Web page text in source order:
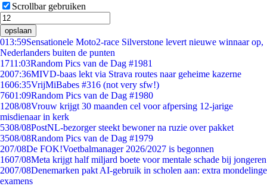
Scrollbar gebruiken
opslaan
013:59Sensationele Moto2-race Silverstone levert nieuwe winnaar op,
Nederlanders buiten de punten
1711:03Random Pics van de Dag #1981
2007:36MIVD-baas lekt via Strava routes naar geheime kazerne
1606:35VrijMiBabes #316 (not very sfw!)
7601:09Random Pics van de Dag #1980
1208/08Vrouw krijgt 30 maanden cel voor afpersing 12-jarige
misdienaar in kerk
5308/08PostNL-bezorger steekt bewoner na ruzie over pakket
3508/08Random Pics van de Dag #1979
207/08De FOK!Voetbalmanager 2026/2027 is begonnen
1607/08Meta krijgt half miljard boete voor mentale schade bij jongeren
2007/08Denemarken pakt AI-gebruik in scholen aan: extra mondelinge
examens